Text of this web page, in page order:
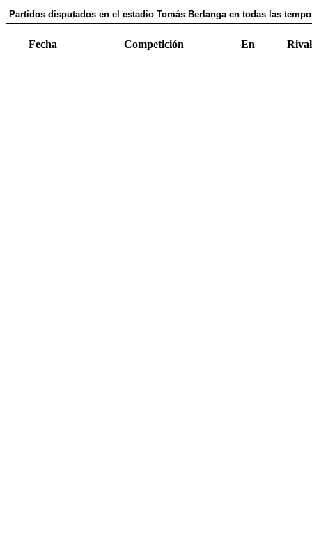
Partidos disputados en el estadio Tomás Berlanga en todas las
Fecha Competición En Rival